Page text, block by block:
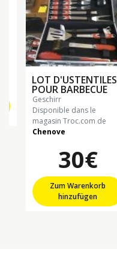
LOT D'USTENTILES
POUR BARBECUE
geschirr
Disponible dans le
magasin Troc.com de
Chenove
30€
Zum Warenkorb
hinzufügen